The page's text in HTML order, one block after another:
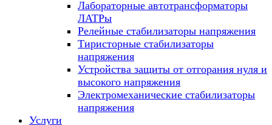
Лабораторные автотрансформаторы
ЛАТРы
Релейные стабилизаторы напряжения
Тиристорные стабилизаторы
напряжения
Устройства защиты от отгорания нуля и
высокого напряжения
Электромеханические стабилизаторы
напряжения
Услуги